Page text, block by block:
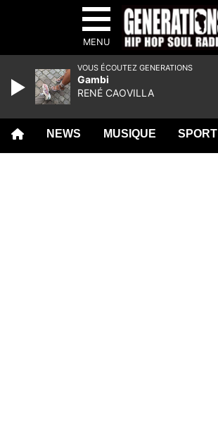
MENU
NEWS MUSIQUE SPORT
VOUS ÉCOUTEZ GENERATIONS
Gambi
RENÉ CAOVILLA